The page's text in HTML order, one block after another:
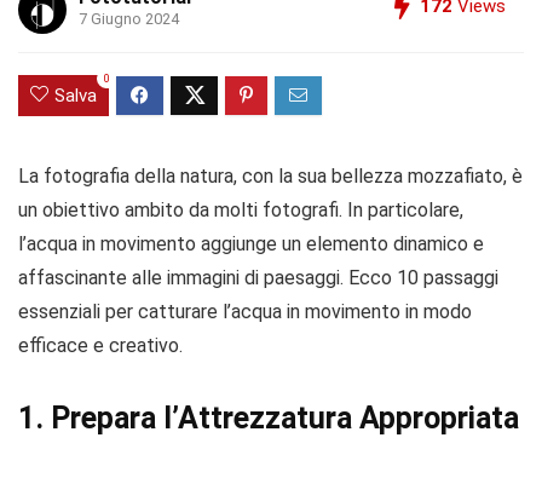
7 Giugno 2024
172 Views
Salva
0
La fotografia della natura, con la sua bellezza mozzafiato, è
un obiettivo ambito da molti fotografi. In particolare,
l’acqua in movimento aggiunge un elemento dinamico e
affascinante alle immagini di paesaggi. Ecco 10 passaggi
essenziali per catturare l’acqua in movimento in modo
efficace e creativo.
1. Prepara l’Attrezzatura Appropriata